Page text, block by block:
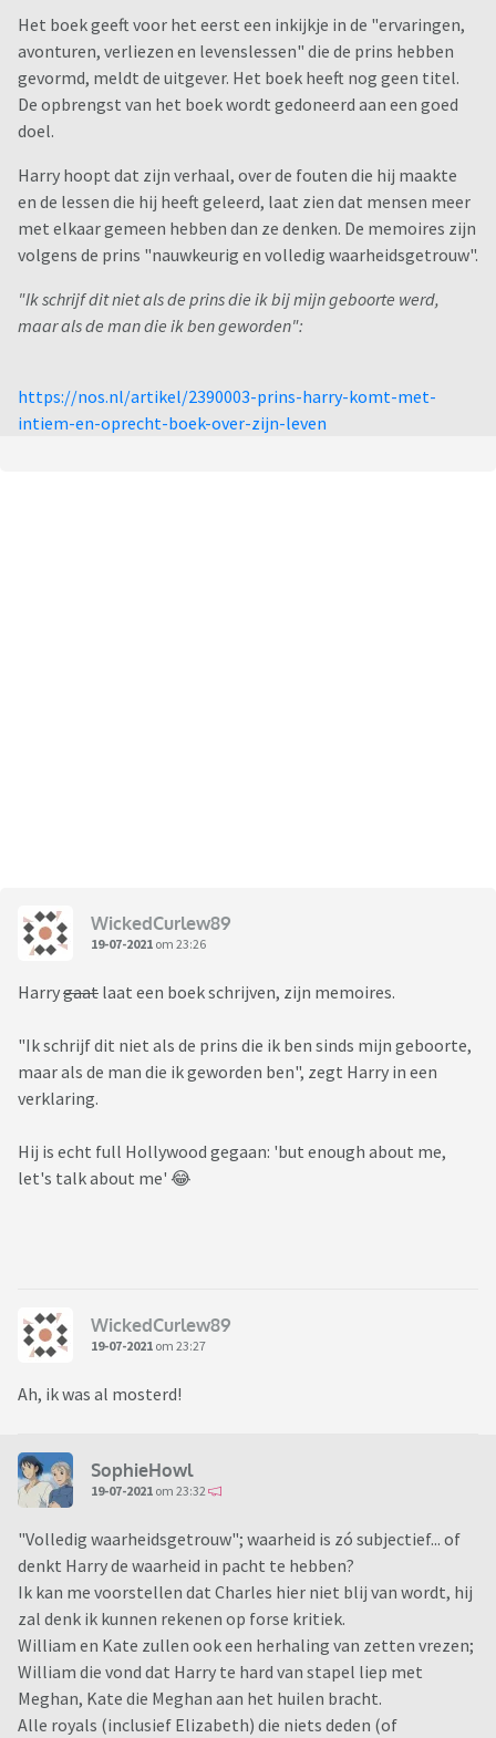
Het boek geeft voor het eerst een inkijkje in de "ervaringen,
avonturen, verliezen en levenslessen" die de prins hebben
gevormd, meldt de uitgever. Het boek heeft nog geen titel.
De opbrengst van het boek wordt gedoneerd aan een goed
doel.
Harry hoopt dat zijn verhaal, over de fouten die hij maakte
en de lessen die hij heeft geleerd, laat zien dat mensen meer
met elkaar gemeen hebben dan ze denken. De memoires zijn
volgens de prins "nauwkeurig en volledig waarheidsgetrouw".
"Ik schrijf dit niet als de prins die ik bij mijn geboorte werd,
maar als de man die ik ben geworden":
https://nos.nl/artikel/2390003-prins-harry-komt-met-
intiem-en-oprecht-boek-over-zijn-leven
WickedCurlew89
19-07-2021 om 23:26
Harrygaat laat een boek schrijven, zijn memoires.
"Ik schrijf dit niet als de prins die ik ben sinds mijn geboorte,
maar als de man die ik geworden ben", zegt Harry in een
verklaring.
Hij is echt full Hollywood gegaan: 'but enough about me,
let's talk about me' 😂
WickedCurlew89
19-07-2021 om 23:27
Ah, ik was al mosterd!
SophieHowl
19-07-2021 om 23:32
"Volledig waarheidsgetrouw"; waarheid is zó subjectief... of
denkt Harry de waarheid in pacht te hebben?
Ik kan me voorstellen dat Charles hier niet blij van wordt, hij
zal denk ik kunnen rekenen op forse kritiek.
William en Kate zullen ook een herhaling van zetten vrezen;
William die vond dat Harry te hard van stapel liep met
Meghan, Kate die Meghan aan het huilen bracht.
Alle royals (inclusief Elizabeth) die niets deden (of